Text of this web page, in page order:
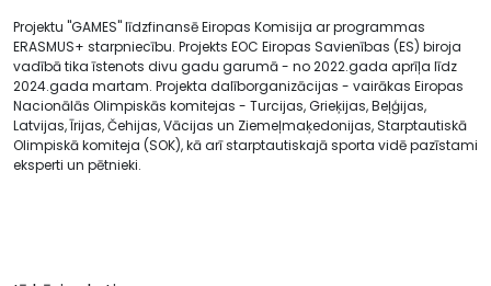
Projektu ''GAMES'' līdzfinansē Eiropas Komisija ar programmas
ERASMUS+ starpniecību. Projekts EOC Eiropas Savienības (ES) biroja
vadībā tika īstenots divu gadu garumā - no 2022.gada aprīļa līdz
2024.gada martam. Projekta dalīborganizācijas - vairākas Eiropas
Nacionālās Olimpiskās komitejas - Turcijas, Grieķijas, Beļģijas,
Latvijas, Īrijas, Čehijas, Vācijas un Ziemeļmaķedonijas, Starptautiskā
Olimpiskā komiteja (SOK), kā arī starptautiskajā sporta vidē pazīstami
eksperti un pētnieki.